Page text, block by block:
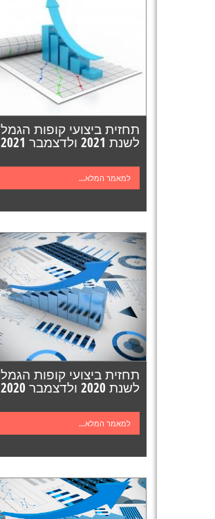
תחזית ביצועי קופות הגמל
לשנת 2021 ולדצמבר 2021
למאמר המלא...
תחזית ביצועי קופות הגמל
לשנת 2020 ולדצמבר 2020
למאמר המלא...